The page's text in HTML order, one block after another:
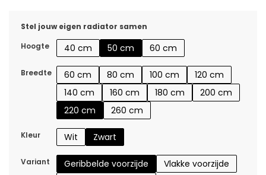
Stel jouw eigen radiator samen
Hoogte
40 cm 50 cm 60 cm
Breedte 60 cm 80 cm 100 cm
120 cm
140 cm
160 cm 180 cm
200 cm
220 cm
260 cm
Kleur Wit Zwart
Variant Geribbelde voorzijde
Vlakke voorzijde